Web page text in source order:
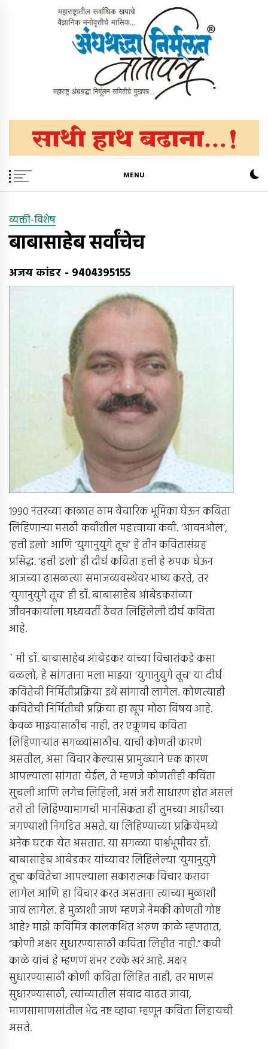
अंधश्रद्धा निर्मूलन वार्तापत्र ®
MENU
व्यक्ती-विशेष
बाबासाहेब सर्वांचेच
अजय कांडर - 9404395155
1990 नंतरच्या काळात ठाम वैचारिक भूमिका घेऊन कविता
लिहिणार्‍या मराठी कवींतील महत्त्वाचा कवी. ‘आवनओल’,
‘हत्ती इलो’ आणि ‘युगानुयुगे तूच’ हे तीन कवितासंग्रह
प्रसिद्ध. ‘हत्ती इलो’ ही दीर्घ कविता हत्ती हे रूपक घेऊन
आजच्या ढासळत्या समाजव्यवस्थेवर भाष्य करते, तर
‘युगानुयुगे तूच’ ही डॉ. बाबासाहेब आंबेडकरांच्या
जीवनकार्याला मध्यवर्ती ठेवत लिहिलेली दीर्घ कविता
आहे.
` मी डॉ. बाबासाहेब आंबेडकर यांच्या विचारांकडे कसा
वळलो, हे सांगताना मला माझ्या ‘युगानुयुगे तूच’ या दीर्घ
कवितेची निर्मितीप्रक्रिया इथे सांगावी लागेल. कोणत्याही
कवितेची निर्मितीची प्रक्रिया हा खूप मोठा विषय आहे.
केवळ माझ्यासाठीच नाही, तर एकूणच कविता
लिहिणार्‍यांत सगळ्यांसाठीच. याची कोणती कारणे
असतील, असा विचार केल्यास प्रामुख्याने एक कारण
आपल्याला सांगता येईल, ते म्हणजे कोणतीही कविता
सुचली आणि लगेच लिहिली, असं जरी साधारण होत असलं
तरी ती लिहिण्यामागची मानसिकता ही तुमच्या आधीच्या
जगण्याशी निगडित असते. या लिहिण्याच्या प्रक्रियेमध्ये
अनेक घटक येत असतात. या सगळ्या पार्श्वभूमीवर डॉ.
बाबासाहेब आंबेडकर यांच्यावर लिहिलेल्या ‘युगानुयुगे
तूच’ कवितेचा आपल्याला सकारात्मक विचार करावा
लागेल आणि हा विचार करत असताना त्याच्या मुळाशी
जावं लागेल. हे मुळाशी जाणं म्हणजे नेमकी कोणती गोष्ट
आहे? माझे कविमित्र कालकथित अरुण काळे म्हणतात,
“कोणी अक्षर सुधारण्यासाठी कविता लिहीत नाही.” कवी
काळे यांचं हे म्हणणं शंभर टक्के खरं आहे. अक्षर
सुधारण्यासाठी कोणी कविता लिहित नाही, तर माणसं
सुधारण्यासाठी, त्यांच्यातील संवाद वाढत जावा,
माणसामाणसांतील भेद नष्ट व्हावा म्हणून कविता लिहायची
असते.